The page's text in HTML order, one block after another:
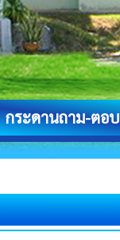
กระดานถาม-ตอบ